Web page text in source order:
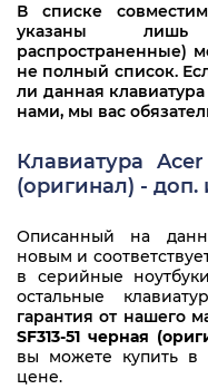
В списке
указаны лишь
распространенные)
не полный список.
ли данная
нами, мы вас
Клавиатура
(оригинал) -
Описанный на
новым и
в серийные
остальные
гарантия от нашего
SF313-51 черная
вы можете купить в
цене.